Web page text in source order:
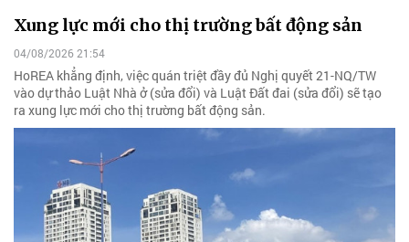
Xung lực mới cho thị trường bất động sản
04/08/2026 21:54
HoREA khẳng định, việc quán triệt đầy đủ Nghị quyết 21-NQ/TW
vào dự thảo Luật Nhà ở (sửa đổi) và Luật Đất đai (sửa đổi) sẽ tạo
ra xung lực mới cho thị trường bất động sản.